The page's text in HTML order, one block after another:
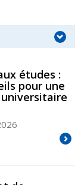
études :
pour une